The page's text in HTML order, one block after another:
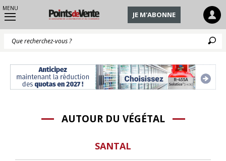
MENU
JE M'ABONNE
AUTOUR DU VÉGÉTAL
SANTAL